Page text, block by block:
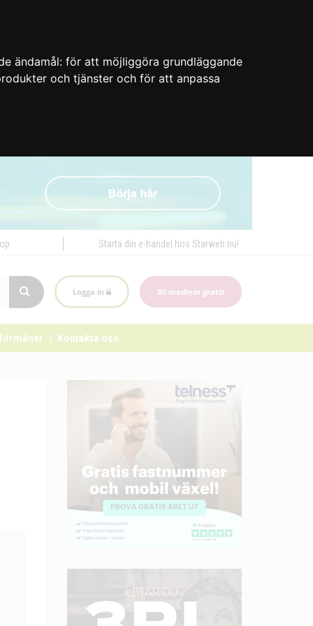
ändamål: för att möjliggöra grundläggande
och tjänster och för att anpassa
Starta din e-handel hos Starweb nu!
Logga in Bli medlem gratis
Kontakta oss